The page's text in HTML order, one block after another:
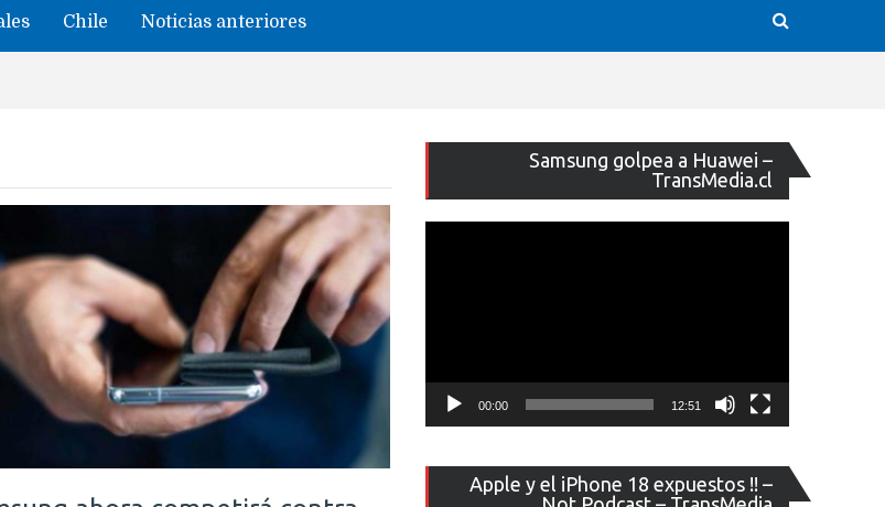
Chile Noticias anteriores
Samsung golpea a Huawei –
TransMedia.cl
de
vídeo
00:00 12:51
Apple y el iPhone 18 expuestos !! –
de